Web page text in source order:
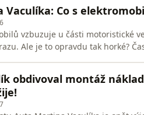
P Co s
vzbuzuje u části motoristické
Ale je to opravdu tak horké?
obdivoval montáž